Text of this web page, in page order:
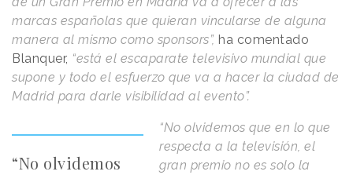
marcas españolas que quieran vincularse de alguna
manera al mismo como sponsors”, ha comentado
Blanquer, “está el escaparate televisivo mundial que
supone y todo el esfuerzo que va a hacer la ciudad de
Madrid para darle visibilidad al evento”.
“No olvidemos
“No olvidemos que en lo que
respecta a la televisión, el
gran premio no es solo la